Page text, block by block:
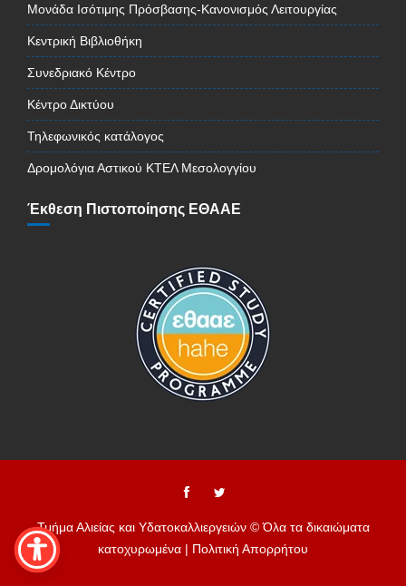
Μονάδα Ισότιμης Πρόσβασης-Κανονισμός Λειτουργίας
Κεντρική Βιβλιοθήκη
Συνεδριακό Κέντρο
Κέντρο Δικτύου
Τηλεφωνικός κατάλογος
Δρομολόγια Αστικού ΚΤΕΛ Μεσολογγίου
Έκθεση Πιστοποίησης ΕΘΑΑΕ
Τμήμα Αλιείας και Υδατοκαλλιεργειών © Όλα τα δικαιώματα
κατοχυρωμένα | Πολιτική Απορρήτου